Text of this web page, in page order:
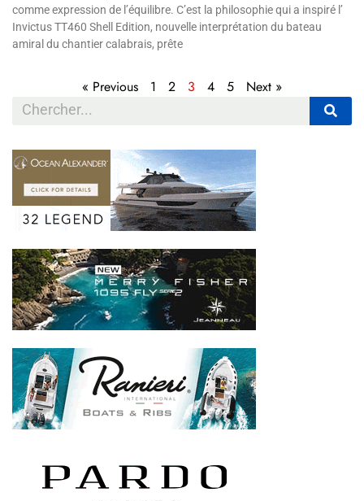
comme expression de l’équilibre. C’est la philosophie qui a inspiré l’
Invictus TT460 Shell Edition, nouvelle interprétation du bateau
amiral du chantier calabrais, prête
« Previous 1 2 3 4 5 Next »